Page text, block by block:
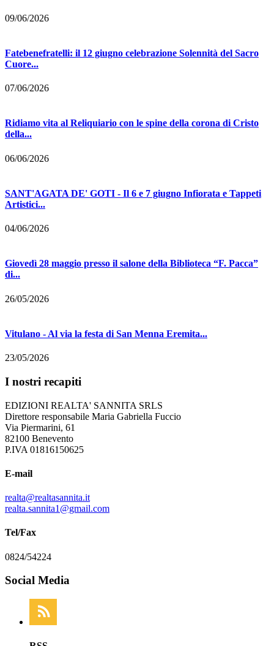
09/06/2026
Fatebenefratelli: il 12 giugno celebrazione Solennità del Sacro
Cuore...
07/06/2026
Ridiamo vita al Reliquiario con le spine della corona di Cristo
della...
06/06/2026
SANT'AGATA DE' GOTI - Il 6 e 7 giugno Infiorata e Tappeti
Artistici...
04/06/2026
Giovedì 28 maggio presso il salone della Biblioteca “F. Pacca”
di...
26/05/2026
Vitulano - Al via la festa di San Menna Eremita...
23/05/2026
I nostri recapiti
EDIZIONI REALTA' SANNITA SRLS
Direttore responsabile Maria Gabriella Fuccio
Via Piermarini, 61
82100 Benevento
P.IVA 01816150625
E-mail
realta@realtasannita.it
realta.sannita1@gmail.com
Tel/Fax
0824/54224
Social Media